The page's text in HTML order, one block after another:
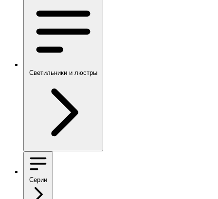
Светильники и люстры
Серии